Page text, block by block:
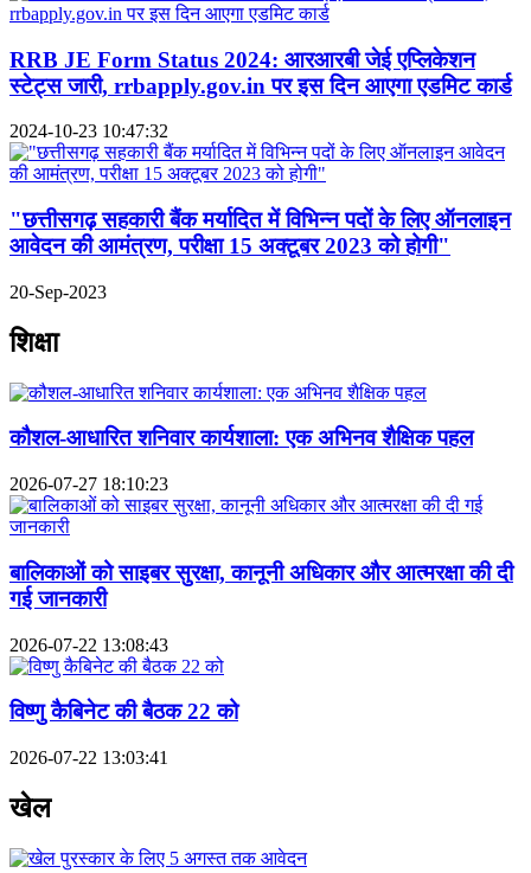
RRB JE Form Status 2024: आरआरबी जेई एप्लिकेशन
स्टेट्स जारी, rrbapply.gov.in पर इस दिन आएगा एडमिट कार्ड
2024-10-23 10:47:32
"छत्तीसगढ़ सहकारी बैंक मर्यादित में विभिन्न पदों के लिए ऑनलाइन
आवेदन की आमंत्रण, परीक्षा 15 अक्टूबर 2023 को होगी"
20-Sep-2023
शिक्षा
कौशल-आधारित शनिवार कार्यशाला: एक अभिनव शैक्षिक पहल
2026-07-27 18:10:23
बालिकाओं को साइबर सुरक्षा, कानूनी अधिकार और आत्मरक्षा की दी
गई जानकारी
2026-07-22 13:08:43
विष्णु कैबिनेट की बैठक 22 को
2026-07-22 13:03:41
खेल